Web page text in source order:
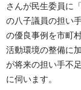
さんが民生委員に
の八子議員の担い
の優良事例を市町
活動環境の整備に
が将来の担い手不
に伺います。